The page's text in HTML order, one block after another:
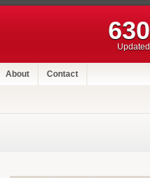
630
Updated
About Contact